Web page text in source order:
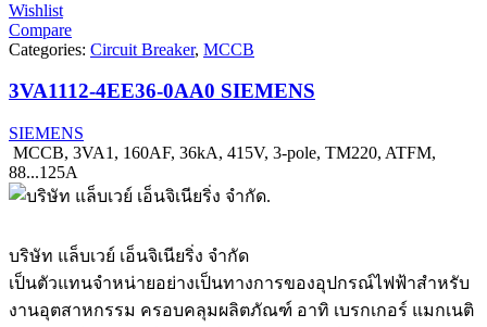
Wishlist
Compare
Categories: Circuit Breaker, MCCB
3VA1112-4EE36-0AA0 SIEMENS
SIEMENS
MCCB, 3VA1, 160AF, 36kA, 415V, 3-pole, TM220, ATFM,
88...125A
บริษัท แล็บเวย์ เอ็นจิเนียริ่ง จำกัด
เป็นตัวแทนจำหน่ายอย่างเป็นทางการของอุปกรณ์ไฟฟ้าสำหรับ
งานอุตสาหกรรม ครอบคลุมผลิตภัณฑ์ อาทิ เบรกเกอร์ แมกเนติ